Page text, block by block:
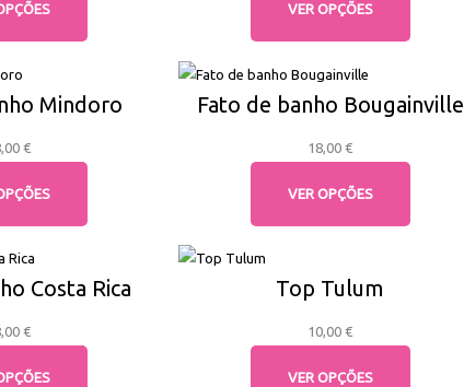
VER OPÇÕES
Mindoro
€
Fato de banho Bougainville
18,00€
VER OPÇÕES
Costa Rica
€
Top Tulum
10,00€
VER OPÇÕES